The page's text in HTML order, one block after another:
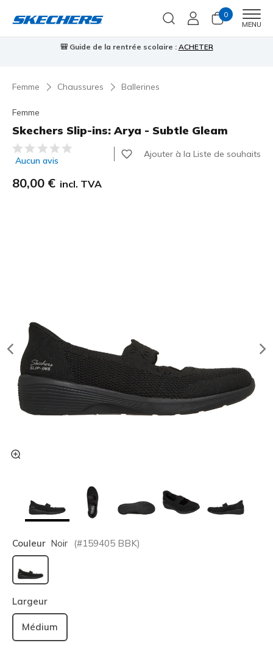
0
MENU
🎒 Guide de la rentrée scolaire : ACHETER
Femme Chaussures Ballerines
Femme
Skechers Slip-ins: Arya - Subtle Gleam
Évaluation client 5 sur 5
Aucun avis
Ajouter à la Liste de souhaits
80,00 € incl. TVA
Couleur Noir (#159405 BBK)
sélectionné
Largeur
Médium